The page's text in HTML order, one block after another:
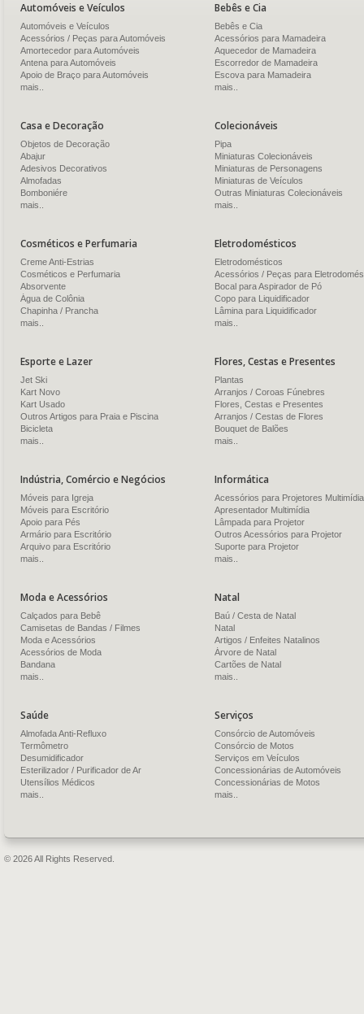
Automóveis e Veículos
Automóveis e Veículos
Acessórios / Peças para Automóveis
Amortecedor para Automóveis
Antena para Automóveis
Apoio de Braço para Automóveis
mais..
Bebês e Cia
Bebês e Cia
Acessórios para Mamadeira
Aquecedor de Mamadeira
Escorredor de Mamadeira
Escova para Mamadeira
mais..
Casa e Decoração
Objetos de Decoração
Abajur
Adesivos Decorativos
Almofadas
Bomboniére
mais..
Colecionáveis
Pipa
Miniaturas Colecionáveis
Miniaturas de Personagens
Miniaturas de Veículos
Outras Miniaturas Colecionáveis
mais..
Cosméticos e Perfumaria
Creme Anti-Estrias
Cosméticos e Perfumaria
Absorvente
Água de Colônia
Chapinha / Prancha
mais..
Eletrodomésticos
Eletrodomésticos
Acessórios / Peças para
Bocal para Aspirador de Pó
Copo para Liquidificador
Lâmina para Liquidificador
mais..
Esporte e Lazer
Jet Ski
Kart Novo
Kart Usado
Outros Artigos para Praia e Piscina
Bicicleta
mais..
Flores, Cestas e Presentes
Plantas
Arranjos / Coroas Fúnebres
Flores, Cestas e Presentes
Arranjos / Cestas de Flores
Bouquet de Balões
mais..
Indústria, Comércio e Negócios
Móveis para Igreja
Móveis para Escritório
Apoio para Pés
Armário para Escritório
Arquivo para Escritório
mais..
Informática
Acessórios para Projetores Multimídia
Apresentador Multimídia
Lâmpada para Projetor
Outros Acessórios para Projetor
Suporte para Projetor
mais..
Moda e Acessórios
Calçados para Bebê
Camisetas de Bandas / Filmes
Moda e Acessórios
Acessórios de Moda
Bandana
mais..
Natal
Baú / Cesta de Natal
Natal
Artigos / Enfeites Natalinos
Árvore de Natal
Cartões de Natal
mais..
Saúde
Almofada Anti-Refluxo
Termômetro
Desumidificador
Esterilizador / Purificador de Ar
Utensílios Médicos
mais..
Serviços
Consórcio de Automóveis
Consórcio de Motos
Serviços em Veículos
Concessionárias de Automóveis
Concessionárias de Motos
mais..
© 2026 All Rights Reserved.